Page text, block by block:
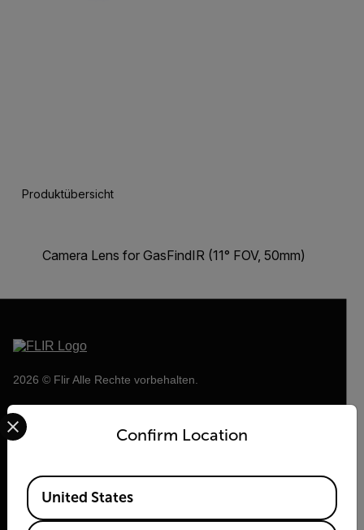
Produktübersicht
Camera Lens for GasFindIR (11° FOV, 50mm)
2026 © Flir Alle Rechte vorbehalten.
Confirm Location
Select your preferred country and language from the
Available Locations
United States